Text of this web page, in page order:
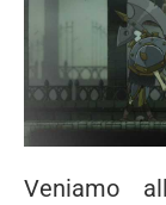
Veniamo